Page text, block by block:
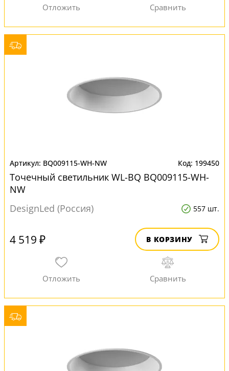
BQ009115-WH-NW 199450
Точечный светильник WL-BQ BQ009115-WH-
NW
DesignLed (Россия)
557 шт.
4 519 ₽ В КОРЗИНУ